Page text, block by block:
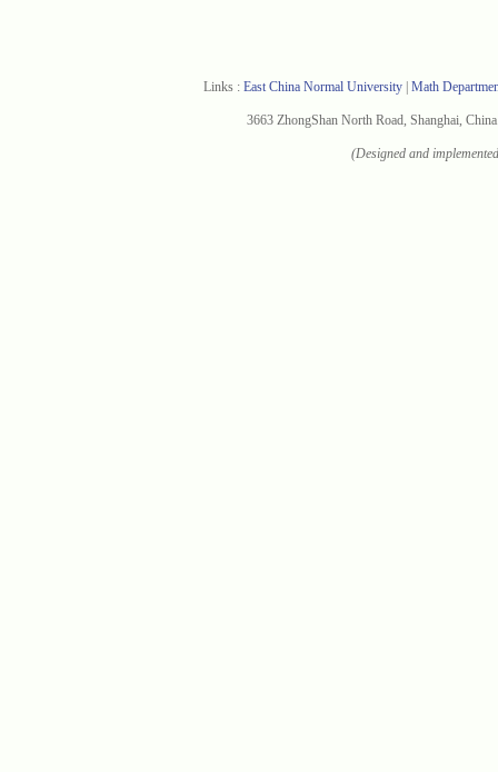
Links : East China Normal University| Math
3663 ZhongShan North Road, Shanghai,
(Designed and